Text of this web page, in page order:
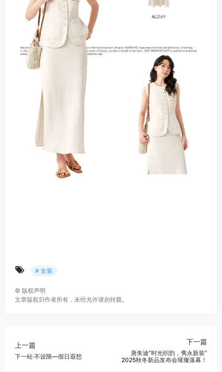
# 女装
© 版权声明
文章版权归作者所有，未经允许请勿转载。
上一篇
下一站·不设限—假日遐想
下一篇
唐朱迪“时光织韵，隽永新装”
2025秋冬新品发布会璀璨落幕！